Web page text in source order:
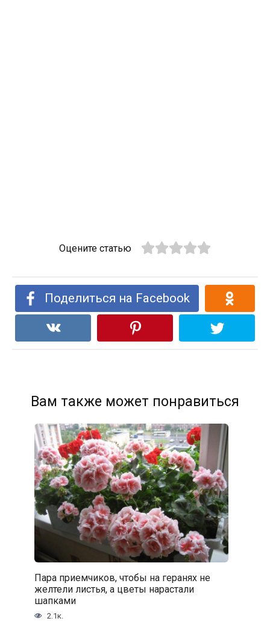
Оцените статью
Поделиться на Facebook
Вам также может понравиться
Пара приемчиков, чтобы на геранях не
желтели листья, а цветы нарастали
шапками
2.1к.